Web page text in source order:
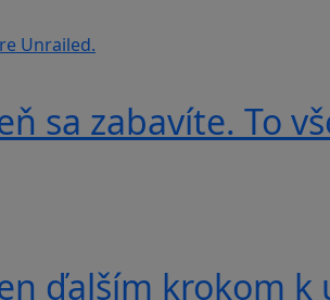
sa zabavíte. To
ďalším krokom k